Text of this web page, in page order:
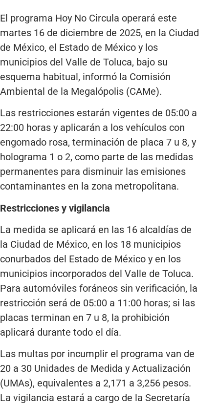
El programa Hoy No Circula operará este
martes 16 de diciembre de 2025, en la Ciudad
de México, el Estado de México y los
municipios del Valle de Toluca, bajo su
esquema habitual, informó la Comisión
Ambiental de la Megalópolis (CAMe).
Las restricciones estarán vigentes de 05:00 a
22:00 horas y aplicarán a los vehículos con
engomado rosa, terminación de placa 7 u 8, y
holograma 1 o 2, como parte de las medidas
permanentes para disminuir las emisiones
contaminantes en la zona metropolitana.
Restricciones y vigilancia
La medida se aplicará en las 16 alcaldías de
la Ciudad de México, en los 18 municipios
conurbados del Estado de México y en los
municipios incorporados del Valle de Toluca.
Para automóviles foráneos sin verificación, la
restricción será de 05:00 a 11:00 horas; si las
placas terminan en 7 u 8, la prohibición
aplicará durante todo el día.
Las multas por incumplir el programa van de
20 a 30 Unidades de Medida y Actualización
(UMAs), equivalentes a 2,171 a 3,256 pesos.
La vigilancia estará a cargo de la Secretaría